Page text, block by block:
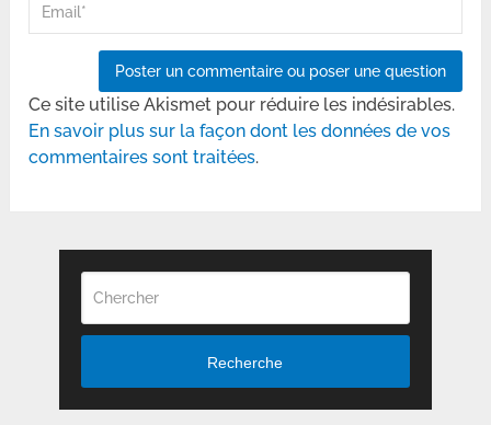
Ce site utilise Akismet pour réduire les indésirables.
En savoir plus sur la façon dont les données de vos
commentaires sont traitées.
Recherche